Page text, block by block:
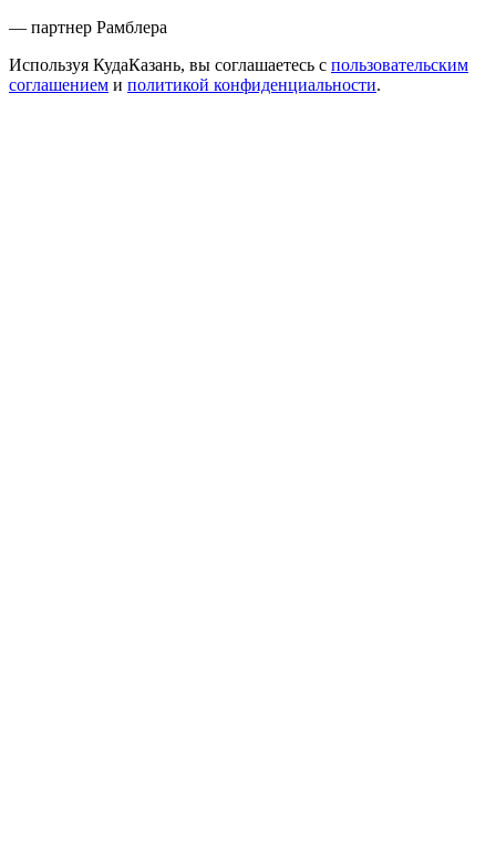
— партнер Рамблера
Используя КудаКазань, вы соглашаетесь с пользовательским
соглашением и политикой конфиденциальности.